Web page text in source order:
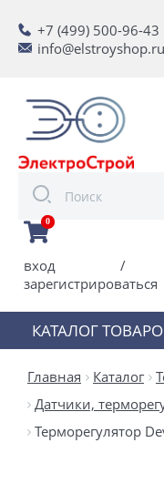
+7 (499) 500-96-43
info@elstroyshop.ru
0
вход
/
зарегистрироваться
КАТАЛОГ
Главная Каталог
Датчики,
Терморегулятор